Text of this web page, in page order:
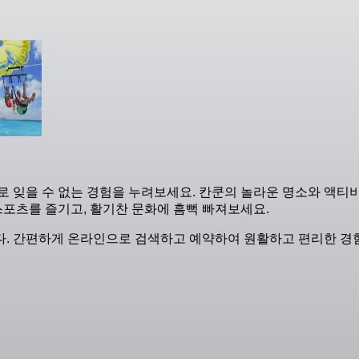
잊을 수 없는 경험을 누려보세요. 칸쿤의 놀라운 명소와 액
츠를 즐기고, 활기찬 문화에 흠뻑 빠져보세요.
간편하게 온라인으로 검색하고 예약하여 원활하고 편리한